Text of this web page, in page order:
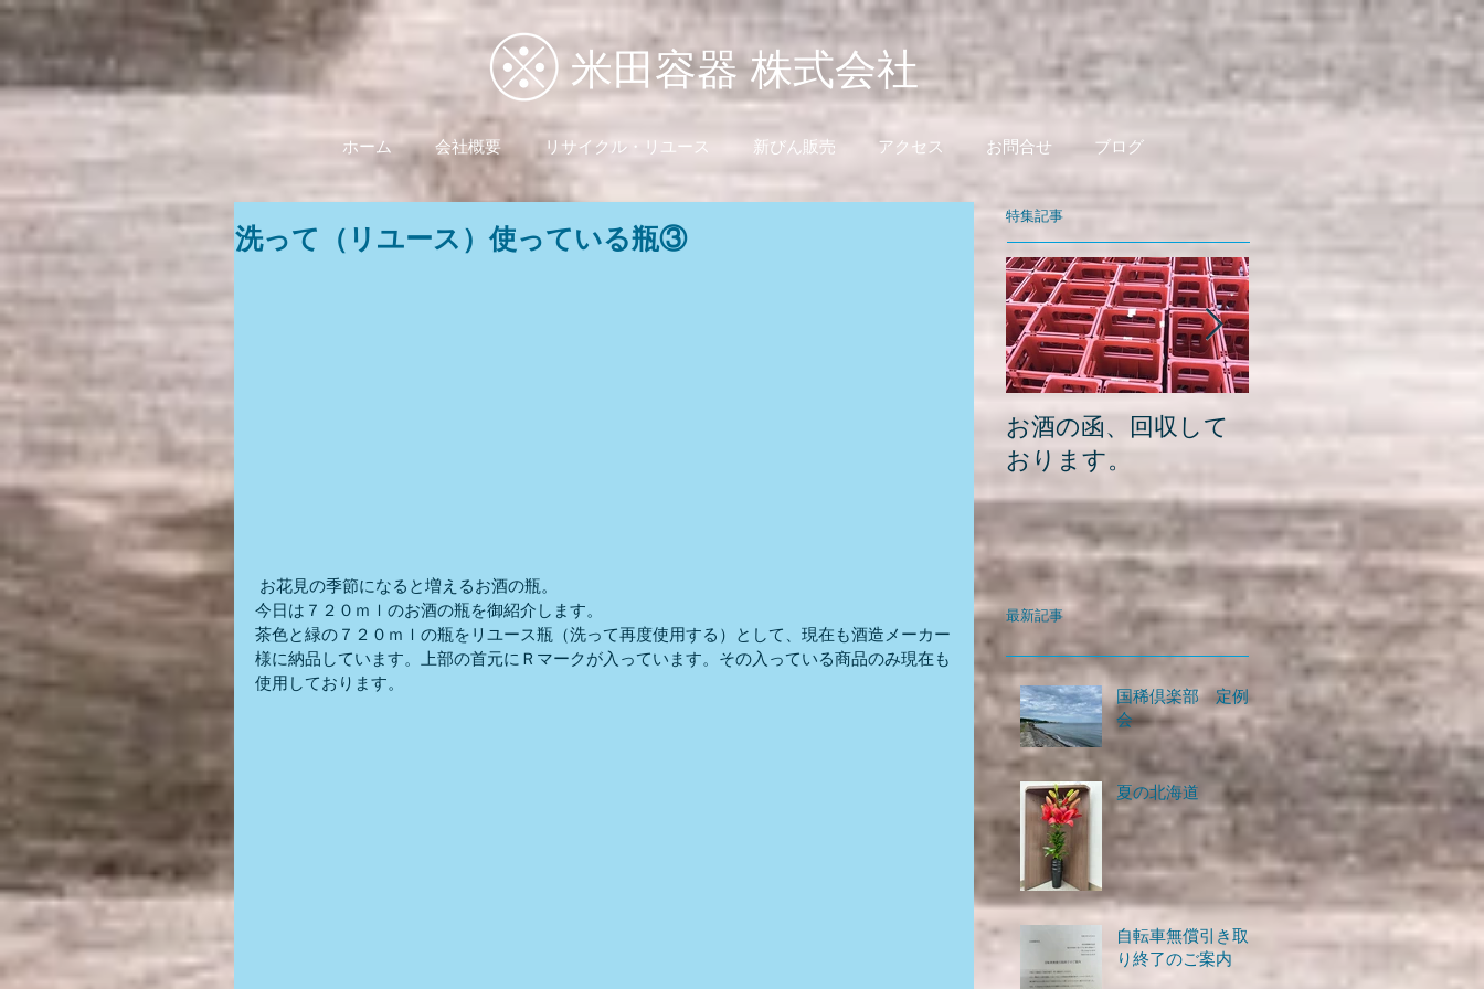
米田容器 株式会社
ホーム 会社概要 リサイクル・リユース 新びん販売 アクセス お問合せ ブログ
洗って（リユース）使っている瓶③
お花見の季節になると増えるお酒の瓶。
今日は７２０ｍｌのお酒の瓶を御紹介します。
茶色と緑の７２０ｍｌの瓶をリユース瓶（洗って再度使用する）として、現在も酒造メーカー
様に納品しています。上部の首元にＲマークが入っています。その入っている商品のみ現在も
使用しております。
特集記事
お酒の函、回収して
おります。
最新記事
国稀倶楽部 定例
会
夏の北海道
自転車無償引き取
り終了のご案内